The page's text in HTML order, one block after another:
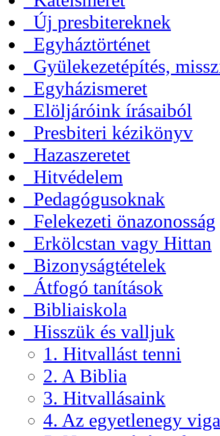
Új presbitereknek
Egyháztörténet
Gyülekezetépítés,
Egyházismeret
Elöljáróink írásaiból
Presbiteri kézikönyv
Hazaszeretet
Hitvédelem
Pedagógusoknak
Felekezeti önazonosság
Erkölcstan vagy Hittan
Bizonyságtételek
Átfogó tanítások
Bibliaiskola
Hisszük és valljuk
1. Hitvallást tenni
2. A Biblia
3. Hitvallásaink
4. Az egyetlenegy